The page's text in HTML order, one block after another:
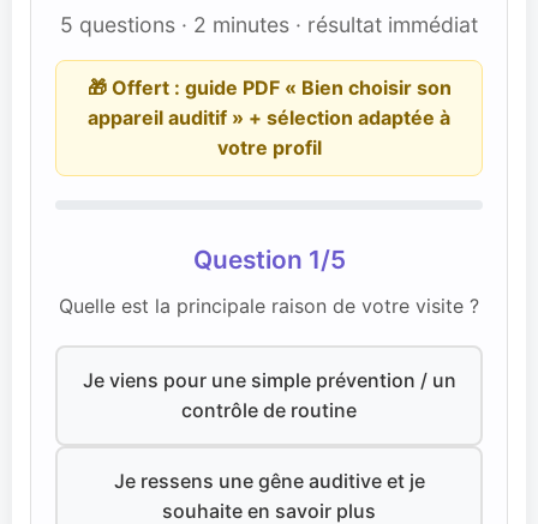
5 questions · 2 minutes · résultat immédiat
🎁 Offert : guide PDF « Bien choisir son
appareil auditif » + sélection adaptée à
votre profil
Question 1/5
Quelle est la principale raison de votre visite ?
Je viens pour une simple prévention / un
contrôle de routine
Je ressens une gêne auditive et je
souhaite en savoir plus